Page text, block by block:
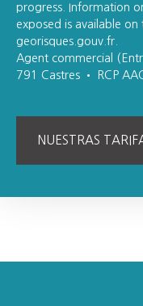
progress. Information
exposed is available
georisques.gouv.fr.
Agent commercial
791 Castres • RCP
NUESTRAS